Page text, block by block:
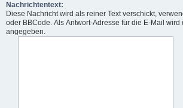
Nachrichtentext:
Diese Nachricht wird als reiner Text verschickt,
oder BBCode. Als Antwort-Adresse für die E-Mail wird
angegeben.